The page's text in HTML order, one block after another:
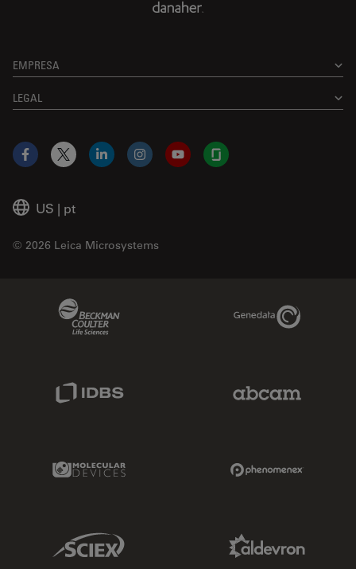
EMPRESA
LEGAL
US | pt
© 2026 Leica Microsystems
Facebook
X LinkedInInstagramYouTubeGlassdoor
Genedata Link
Molecular Devices Link
Sciex Link